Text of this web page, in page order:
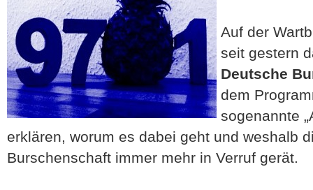
Auf der
seit gestern
Deutsche
dem
sogenannte
erklären, worum es dabei geht und weshalb
Burschenschaft immer mehr in Verruf gerät.